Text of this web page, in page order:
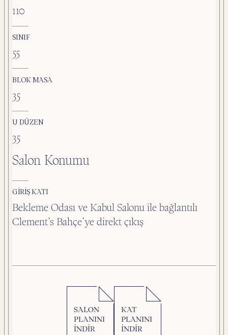
110
SINIF
55
BLOK MASA
35
U DÜZEN
35
Salon Konumu
GİRİŞ KATI
Bekleme Odası ve Kabul Salonu ile bağlantılı
Clement’s Bahçe’ye direkt çıkış
SALON
PLANINI
İNDIR
KAT
PLANINI
İNDIR